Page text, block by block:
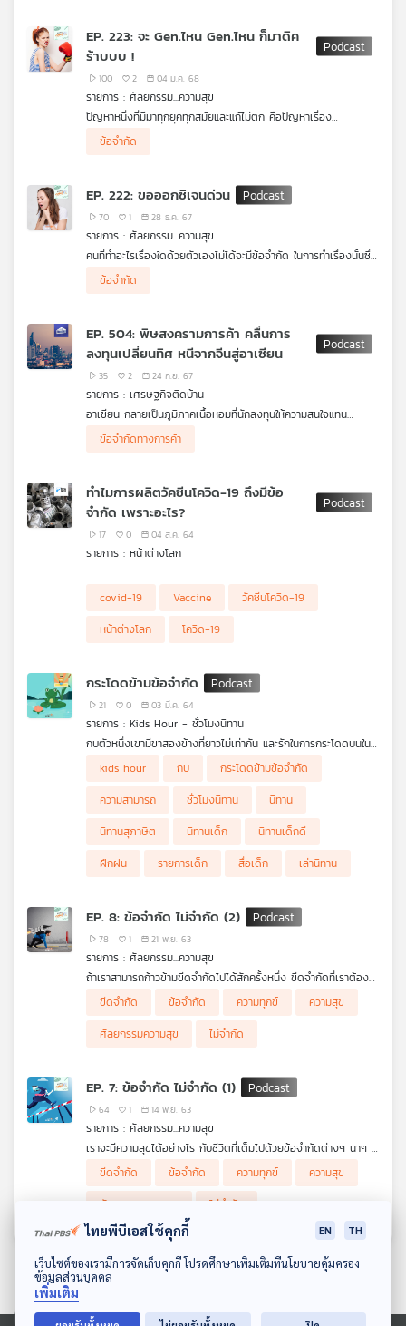
กับ
เรา
ไทย
วิทยุ
เครือ
ข่าย
ดาวน์โหลด Thai PBS Podcast Application
ขีดจำกัดของธุรกิจประเภทนี้สำหรับประเทศไทยมีค่อนข้างเยอะ เช่น
กฎหมายที่ยังเป็นข้อจำกัดการขยายธุรกิจ ขาดแหล่งเงินทุนในช่วงเริ่ม
ต้นธุรกิจ ตลาดประเทศไทยตอบรับแพลตฟอร์มต่างชาติดีกว่า
เทคโนโลยีสตาร์ตอัปของไทยด้วยกันเอง ปัจจัยเหล่านี้ถูกมองว่าเป็น
กับดักสำคัญต่อการเติบโต ยังมีเรื่องอะไรอีกบ้างที่เป็นข้อจำกัดซ่อน
อยู่จนทำให้ธุรกิจของไทยไม่โตสักที ดร.วิทย์ สิทธิเวคิน และ
ดร.ยุทธนา ศรีสวัสดิ์ CEO iTAX เล่าให้ฟังในรายการ เศรษฐกิจติด
EP. 223: จะ Gen.ไหน Gen.ไหน ก็มาดิค
ร้าบบบ !
100 2 04 ม.ค. 68
รายการ : ศัลยกรรม...ความสุข
ปัญหาหนึ่งที่มีมาทุกยุคทุกสมัยและแก้ไม่ตก คือปัญหาเรื่อง
Generation Gap ซึ่งมีความต่างทั้งด้านความคิด ,พฤติกรรม ,การใช้
ชีวิต ฯลฯ จนส่งผลกระทบต่อการใช้ชีวิตทั้งด้านการงานและชีวิตส่วน
แก้ให้หมดไปได้จริง ๆ สะท้อนให้เห็นว่ายังไม่ได้มีการแก้ไขไปถึงสาเหตุ
ที่แท้จริง แล้วสาเหตุที่แท้จริงคืออะไร ถ้ารู้ก็จะรับมือได้ แก้ไขได้ ไม่
ต้องเป็นปัญหาอีกต่อไป
ข้อจำกัด
EP. 222: ขอออกซิเจนด่วน
70 1 28 ธ.ค. 67
รายการ : ศัลยกรรม...ความสุข
คนที่ทำอะไรเรื่องใดด้วยตัวเองไม่ได้จะมีข้อจำกัด ในการทำเรื่องนั้นซึ่ง
จะมองข้ามไม่ได้เลยหากเป็นเรื่องจำเป็นและสำคัญกับชีวิตที่ต้องทำให้
ได้ด้วยตัวเองหรือเรื่องที่ต้องรู้เพื่ออย่างน้อยก็จะสามารถทำได้เองใน
จนถึงกับเสมือนต้องร้องขอออกซิเจนเพื่อต่อลมหายใจให้ตัวเองด่วน
อย่ารอให้ถึงเวลานั้น เพราะอาจไม่ทันการณ์
ข้อจำกัด
EP. 504: พิษสงครามการค้า คลื่นการ
ลงทุนเปลี่ยนทิศ หนีจากจีนสู่อาเซียน
35 2 24 ก.ย. 67
รายการ : เศรษฐกิจติดบ้าน
อาเซียน กลายเป็นภูมิภาคเนื้อหอมที่นักลงทุนให้ความสนใจแทน
ประเทศจีนมากขึ้น แต่ประเทศไทยเป็นตัวเลือกอันดับต้น ๆ ของ
ภูมิภาคที่เขาจะมองหรือเปล่านะ ?
มายังภูมิภาคอาเซียนคือ ความตึงเครียดทางการค้าระหว่าง
สหรัฐอเมริกาและจีน ที่ทวีความรุนแรงเพิ่มขึ้น ส่งผลให้บริษัทต่าง ๆ
มองหาถิ่นลงทุนที่ลดการพึ่งพาจีน กระจายห่วงโซ่อุปทาน หรือหลีก
เลี่ยงข้อจำกัดทางการค้า อาเซียนคือพื้นที่ที่ตอบโจทย์ในเรื่องเหล่านี้
แต่ประเทศใดในอาเซียนที่ได้รับอานิสงส์ในครั้งนี้บ้าง ดร.วิทย์ สิทธิ
ติดบ้าน ค่ะ
ข้อจำกัดทางการค้า
ทำไมการผลิตวัคซีนโควิด-19 ถึงมีข้อ
จำกัด เพราะอะไร?
17 0 04 ส.ค. 64
รายการ : หน้าต่างโลก
covid-19 Vaccine
วัคซีนโควิด-19
หน้าต่างโลก
โควิด-19
กระโดดข้ามข้อจำกัด
21 0 03 มี.ค. 64
รายการ : Kids Hour - ชั่วโมงนิทาน
กบตัวหนึ่งเขามีขาสองข้างที่ยาวไม่เท่ากัน และรักในการกระโดดบนใน
บัว จึงพยายามฝึกฝนทุกวัน แม้ในยามที่กบตัวอื่นกำลังหลับอยู่ ความ
พยายามนี้จะทำให้เจ้ากบประสบความสำเร็จได้หรือไม่ ไปฟังกันเลย
kids hour กบ
กระโดดข้ามข้อจำกัด
ความสามารถ
ชั่วโมงนิทาน
นิทาน
นิทานสุภาษิต
นิทานเด็ก
นิทานเด็กดี
ฝึกฝน
รายการเด็ก สื่อเด็ก เล่านิทาน
EP. 8: ข้อจำกัด ไม่จำกัด (2)
78 1 21 พ.ย. 63
รายการ : ศัลยกรรม...ความสุข
ถ้าเราสามารถก้าวข้ามขีดจำกัดไปได้สักครั้งหนึ่ง ขีดจำกัดที่เราต้อง
เจอหลังจากนั้นก็ไม่สามารถจำกัดเราได้อีกต่อไป และยังกลายเป็นเครื่
อมมือช่วยให้เราประดิษฐ์เครื่องดนตรีใหม่ๆ จากวัสดุเหลือใช้มากมาย
หลายชนิดอีกด้วย
ขีดจำกัด ข้อจำกัด ความทุกข์
ความสุข
ศัลยกรรมความสุข
ไม่จำกัด
EP. 7: ข้อจำกัด ไม่จำกัด (1)
64 1 14 พ.ย. 63
รายการ : ศัลยกรรม...ความสุข
เราจะมีความสุขได้อย่างไร กับชีวิตที่เต็มไปด้วยข้อจำกัดต่างๆ นาๆ
ทำอันนั้นก็ไม่ได้ ทำอันนี้ก็ไม่ถนัด ติดๆขัดๆไปหมด เราลองมาเรียนรู้
วิธีการก้าวข้ามข้อจำกัดของตัวเอง จากเด็กๆ พิการ ซึ่งชีวิตเต็มไป
ด้วยข้อจำกัด
ขีดจำกัด ข้อจำกัด ความทุกข์
ความสุข
ศัลยกรรมความสุข
ไม่จำกัด
ไทยพีบีเอสใช้คุกกี้ EN TH
เว็บไซต์ของเรามีการจัดเก็บคุกกี้ โปรดศึกษาเพิ่มเติมที่นโยบายคุ้มครอง
ข้อมูลส่วนบุคคล
เพิ่มเติม